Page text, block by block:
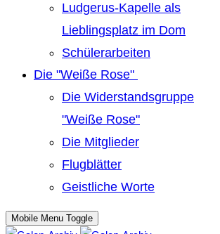
Ludgerus-Kapelle als
Lieblingsplatz im Dom
Schülerarbeiten
Die "Weiße Rose"
Die Widerstandsgruppe
"Weiße Rose"
Die Mitglieder
Flugblätter
Geistliche Worte
Mobile Menu Toggle